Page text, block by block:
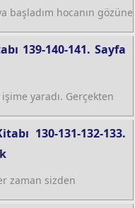
başladım hocanın gözüne
139-140-141. Sayfa
yaradı. Gerçekten
130-131-132-133.
zaman sizden